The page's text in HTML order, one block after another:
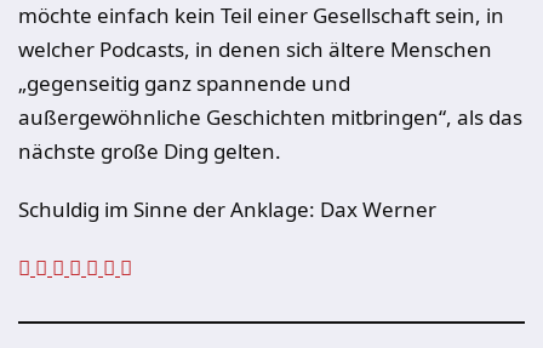
möchte einfach kein Teil einer Gesellschaft sein, in
welcher Podcasts, in denen sich ältere Menschen
„gegenseitig ganz spannende und
außergewöhnliche Geschichten mitbringen“, als das
nächste große Ding gelten.
Schuldig im Sinne der Anklage: Dax Werner